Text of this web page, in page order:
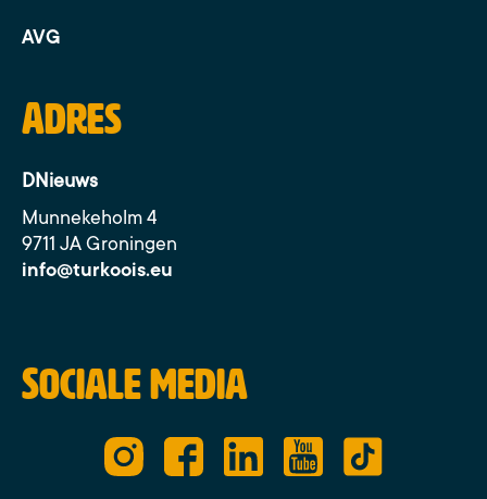
AVG
Adres
DNieuws
Munnekeholm 4
9711 JA Groningen
info@turkoois.eu
Sociale media